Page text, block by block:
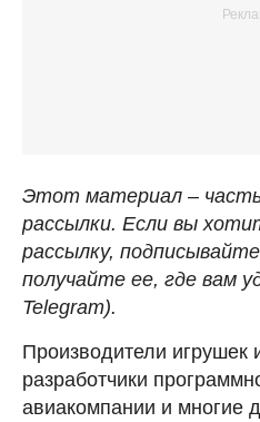
Этот материал –
рассылки. Если вы
рассылку,
получайте ее, где вам
Telegram).
Производители игрушек
разработчики
авиакомпании и многие